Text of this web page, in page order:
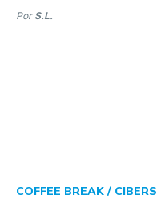
Por S.L.
COFFEE BREAK /